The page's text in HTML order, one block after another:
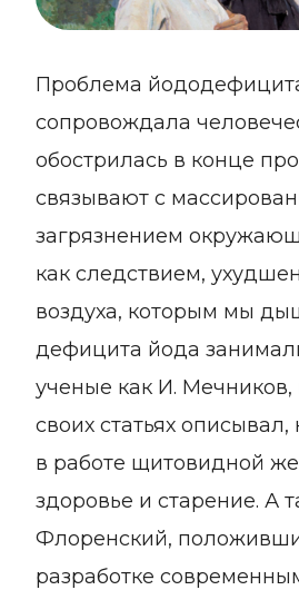
Проблема
сопровождала
обострилась в конце
связывают с
загрязнением
как следствием,
воздуха, которым мы
дефицита йода
ученые как И. Мечников,
своих статьях
в работе щитовидной
здоровье и старение. А
Флоренский,
разработке